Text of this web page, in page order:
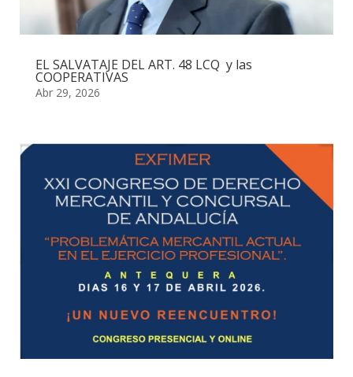
EL SALVATAJE DEL ART. 48 LCQ y las
COOPERATIVAS
Abr 29, 2026